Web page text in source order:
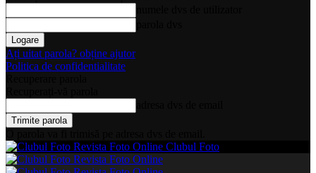
Ați uitat parola? obține ajutor
Politica de confidentialitate
Clubul Foto